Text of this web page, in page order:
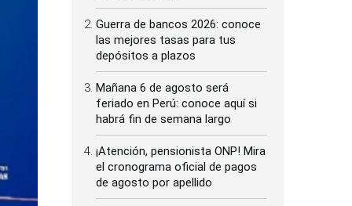
Guerra de bancos 2026: conoce
las mejores tasas para tus
depósitos a plazos
Mañana 6 de agosto será
feriado en Perú: conoce aquí si
habrá fin de semana largo
¡Atención, pensionista ONP! Mira
el cronograma oficial de pagos
de agosto por apellido